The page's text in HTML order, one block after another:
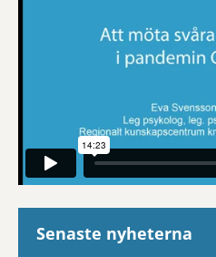
Senaste nyheterna